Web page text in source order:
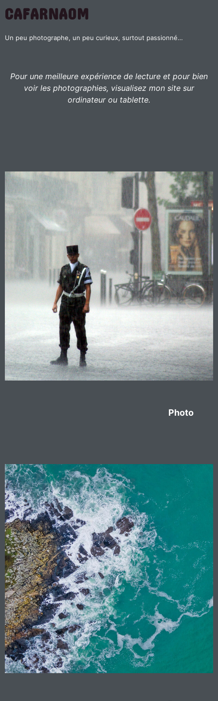
CAFARNAOM
Un peu photographe, un peu curieux, surtout passionné…
Pour une meilleure expérience de lecture et pour bien
voir les photographies, visualisez mon site sur
ordinateur ou tablette.
Photo